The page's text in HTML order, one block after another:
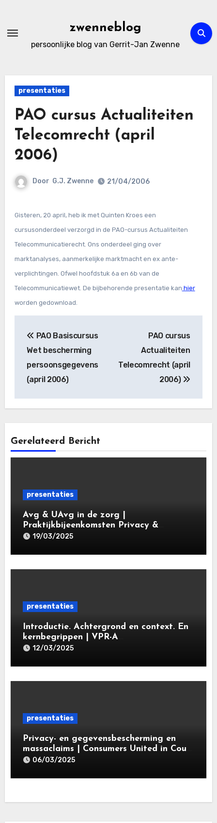
de
zwenneblog
persoonlijke blog van Gerrit-Jan Zwenne
presentaties
PAO cursus Actualiteiten
Telecomrecht (april
2006)
Door G.J. Zwenne 21/04/2006
Gisteren, 20 april, heb ik met Quinten Kroes een
cursusonderdeel verzorgd in de PAO-cursus Actualiteiten
Telecommunicatierecht. Ons onderdeel ging over
marktanalyses, aanmerkelijke marktmacht en ex ante-
verplichtingen. Ofwel hoofdstuk 6a en 6b van de
Telecommunicatiewet. De bijbehorende presentatie kan hier
worden gedownload.
navigatie
PAO Basiscursus
Wet bescherming
persoonsgegevens
(april 2006)
PAO cursus
Actualiteiten
Telecomrecht (april
2006)
Gerelateerd Bericht
presentaties
Avg & UAvg in de zorg |
Praktijkbijeenkomsten Privacy &
Gegevensbescherming in de Zorg 2025 |
19/03/2025
presentaties
Introductie. Achtergrond en context. En
kernbegrippen | VPR-A
specialisatieopleiding Privacy- en
Leiden Law Academy 18 maart 2025
12/03/2025
presentaties
Privacy- en gegevensbescherming en
massaclaims | Consumers United in Court
(‘CUIC’) | Volkshotel A’dam 6 maart
06/03/2025